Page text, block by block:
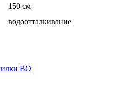
150 см
водоотталкивание
ВО